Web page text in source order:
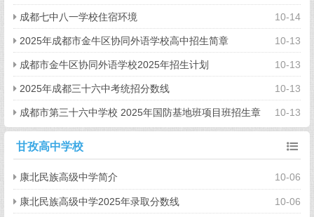
10-14
成都七中八一学校住宿环境
10-13
2025年成都市金牛区协同外语学校高中招生简章
10-13
成都市金牛区协同外语学校2025年招生计划
10-13
2025年成都三十六中考统招分数线
10-13
成都市第三十六中学校 2025年国防基地班项目班招生章
甘孜高中学校
10-06
康北民族高级中学简介
10-06
康北民族高级中学2025年录取分数线